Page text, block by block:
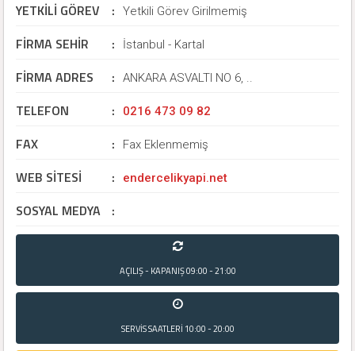
YETKİLİ GÖREV : Yetkili Görev Girilmemiş
FİRMA SEHİR : İstanbul - Kartal
FİRMA ADRES : ANKARA ASVALTI NO 6, ..
TELEFON : 0216 473 09 82
FAX : Fax Eklenmemiş
WEB SİTESİ : endercelikyapi.net
SOSYAL MEDYA :
AÇILIŞ - KAPANIŞ09:00 - 21:00
SERVİS SAATLERİ 10:00 - 20:00